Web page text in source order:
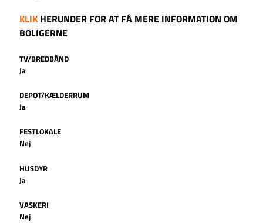
KLIK HERUNDER FOR AT FÅ MERE INFORMATION OM
BOLIGERNE
TV/BREDBÅND
Ja
DEPOT/KÆLDERRUM
Ja
FESTLOKALE
Nej
HUSDYR
Ja
VASKERI
Nej